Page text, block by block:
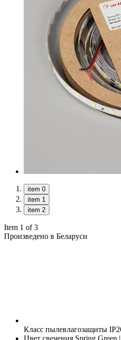
item 0
item 1
item 2
Item 1 of 3
Произведено в Беларуси
Класс пылевлагозащиты
Цвет свечения Spring Green